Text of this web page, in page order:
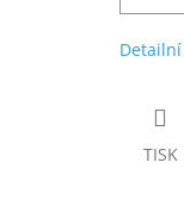
TISK